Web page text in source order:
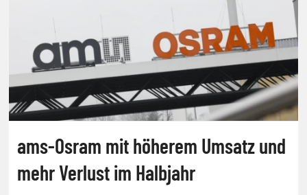
ams-Osram mit höherem Umsatz und
mehr Verlust im Halbjahr